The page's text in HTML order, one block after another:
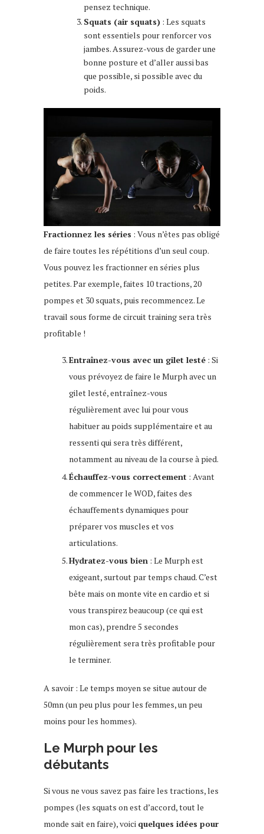
pensez technique.
Squats (air squats) : Les squats
sont essentiels pour renforcer vos
jambes. Assurez-vous de garder une
bonne posture et d’aller aussi bas
que possible, si possible avec du
poids.
Fractionnez les séries : Vous n’êtes pas obligé
de faire toutes les répétitions d’un seul coup.
Vous pouvez les fractionner en séries plus
petites. Par exemple, faites 10 tractions, 20
pompes et 30 squats, puis recommencez. Le
travail sous forme de circuit training sera très
profitable !
Entraînez-vous avec un gilet lesté : Si
vous prévoyez de faire le Murph avec un
gilet lesté, entraînez-vous
régulièrement avec lui pour vous
habituer au poids supplémentaire et au
ressenti qui sera très différent,
notamment au niveau de la course à pied.
Échauffez-vous correctement : Avant
de commencer le WOD, faites des
échauffements dynamiques pour
préparer vos muscles et vos
articulations.
Hydratez-vous bien : Le Murph est
exigeant, surtout par temps chaud. C’est
bête mais on monte vite en cardio et si
vous transpirez beaucoup (ce qui est
mon cas), prendre 5 secondes
régulièrement sera très profitable pour
le terminer.
A savoir : Le temps moyen se situe autour de
50mn (un peu plus pour les femmes, un peu
moins pour les hommes).
Le Murph pour les
débutants
Si vous ne vous savez pas faire les tractions, les
pompes (les squats on est d’accord, tout le
monde sait en faire), voici quelques idées pour